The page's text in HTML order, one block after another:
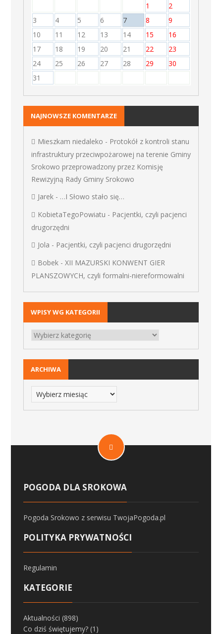
1
2
3
4 5 6 7 8
9
10
11 12 13 14 15
16
17
18 19 20 21 22
23
24
25 26 27 28 29
30
31
NAJNOWSZE KOMENTARZE
Mieszkam niedaleko - Protokół z kontroli stanu
infrastruktury przeciwpożarowej na terenie Gminy
Srokowo przeprowadzony przez Komisję
Rewizyjną Rady Gminy Srokowo
Jarek- …I Słowo stało się…
KobietaTegoPowiatu - Pacjentki, czyli pacjenci
drugorzędni
Jola - Pacjentki, czyli pacjenci drugorzędni
Bobek- XII MAZURSKI KONWENT GIER
PLANSZOWYCH, czyli formalni-niereformowalni
WPISY WG KATEGORII
ARCHIWA
POGODA DLA SROKOWA
Pogoda Srokowo z serwisu TwojaPogoda.pl
POLITYKA PRYWATNOŚCI
Regulamin
KATEGORIE
Aktualności (898)
Co dziś świętujemy?(1)